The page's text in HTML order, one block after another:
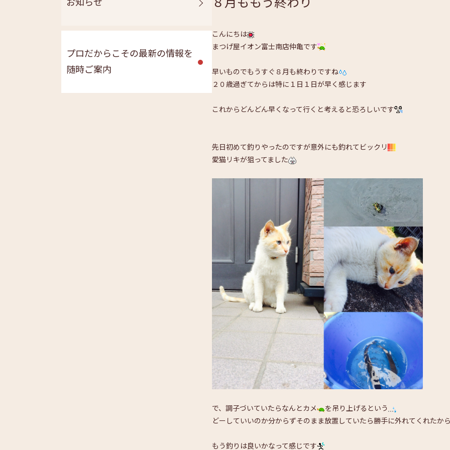
お知らせ
プロだからこその最新の情報を
随時ご案内
こんにちは
まつげ屋イオン富士南店仲亀です
早いものでもうすぐ８月も終わりですね
２０歳過ぎてからは特に１日１日が早く感じます
これからどんどん早くなって行くと考えると恐ろしいです
先日初めて釣りやったのですが意外にも釣れてビックリ
愛猫リキが狙ってました
で、調子づいていたらなんとカメ
を吊り上げるという
どーしていいのか分からずそのまま放置していたら勝手に外れてくれたか
もう釣りは良いかなって感じです